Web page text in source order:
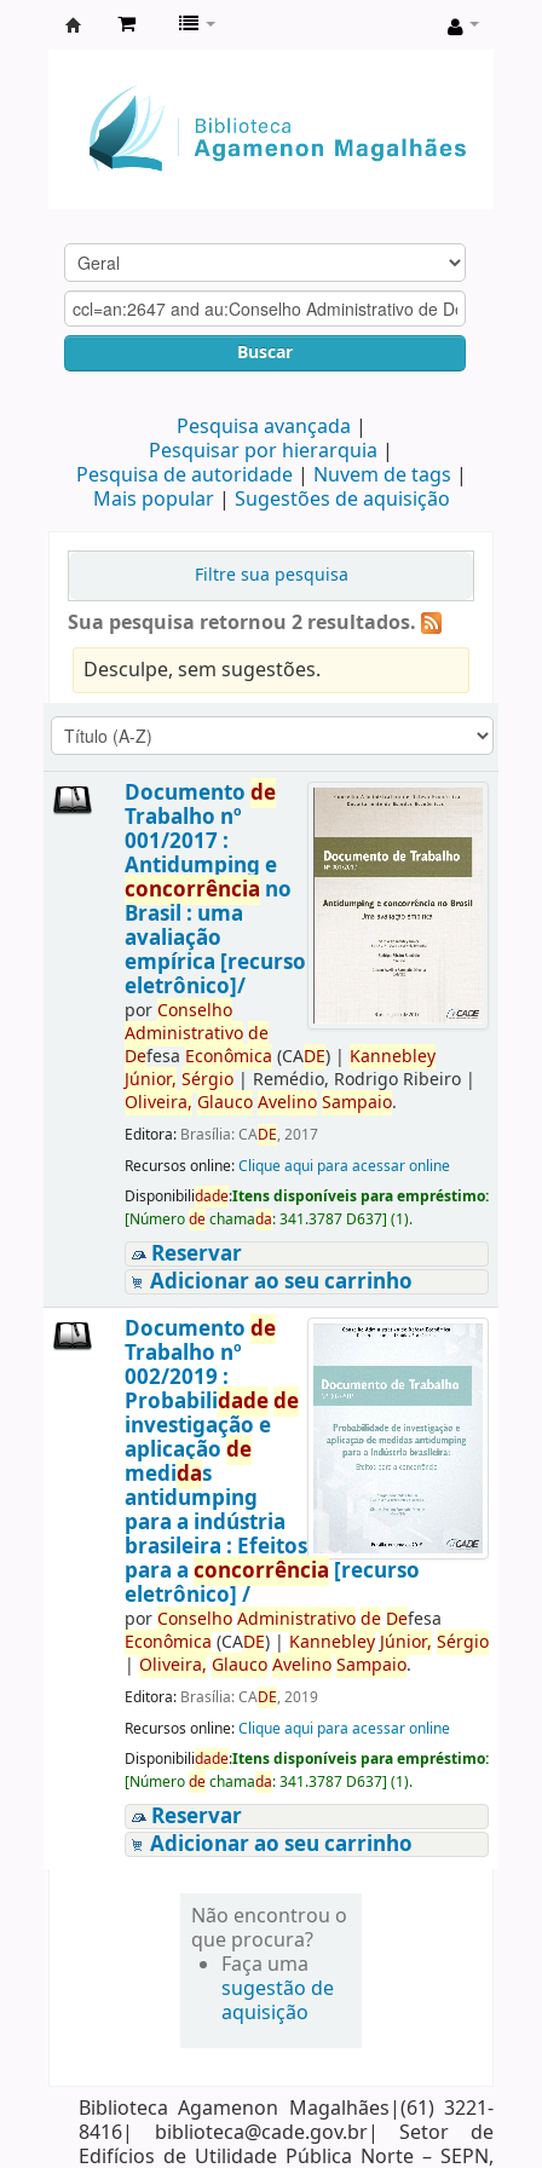
Agamenon
Magalhães
Buscar
Pesquisa avançada
Pesquisar por hierarquia
Pesquisa de autoridade
Nuvem de tags
Mais popular
Sugestões de aquisição
Filtre sua pesquisa
Sua pesquisa retornou 2 resultados.
Desculpe, sem sugestões.
Documento de
Trabalho nº
001/2017 :
Antidumping e
concorrência no
Brasil : uma
avaliação
empírica [recurso
eletrônico]/
porConselho
Administrativo de
Defesa Econômica (CADE)| Kannebley
Júnior, Sérgio| Remédio, Rodrigo Ribeiro|
Oliveira, Glauco Avelino Sampaio.
Editora: Brasília: CADE, 2017
Recursos online:Clique aqui para acessar online
Disponibilidade:Itens disponíveis para empréstimo:
[Númerodechamada:341.3787 D637] (1).
Reservar
Adicionar ao seu carrinho
Documento de
Trabalho nº
002/2019 :
Probabilidadede
investigação e
aplicação de
medidas
antidumping
para a indústria
brasileira : Efeitos
para a concorrência [recurso
eletrônico] /
porConselho Administrativo de Defesa
Econômica (CADE)| Kannebley Júnior, Sérgio
| Oliveira, Glauco Avelino Sampaio.
Editora: Brasília: CADE, 2019
Recursos online:Clique aqui para acessar online
Disponibilidade:Itens disponíveis para empréstimo:
[Númerodechamada:341.3787 D637] (1).
Reservar
Adicionar ao seu carrinho
Não encontrou o
que procura?
Faça uma
sugestão de
aquisição
Biblioteca Agamenon Magalhães|(61) 3221-
8416| biblioteca@cade.gov.br| Setor de
Edifícios de Utilidade Pública Norte – SEPN,